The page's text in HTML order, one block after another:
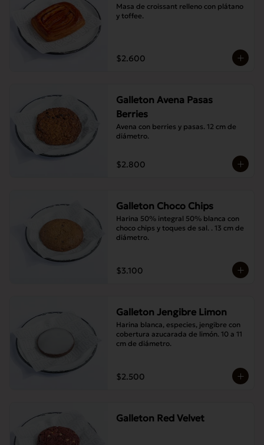
Masa de croissant relleno con plátano
y toffee.
$2.600
Galleton Avena Pasas
Berries
Avena con berries y pasas. 12 cm de
diámetro.
$2.800
Galleton Choco Chips
Harina 50% integral 50% blanca con
choco chips y toques de sal. . 13 cm de
diámetro.
$3.100
Galleton Jengibre Limon
Harina blanca, especies, jengibre con
cobertura azucarada de limón. 10 a 11
cm de diámetro.
$2.500
Galleton Red Velvet